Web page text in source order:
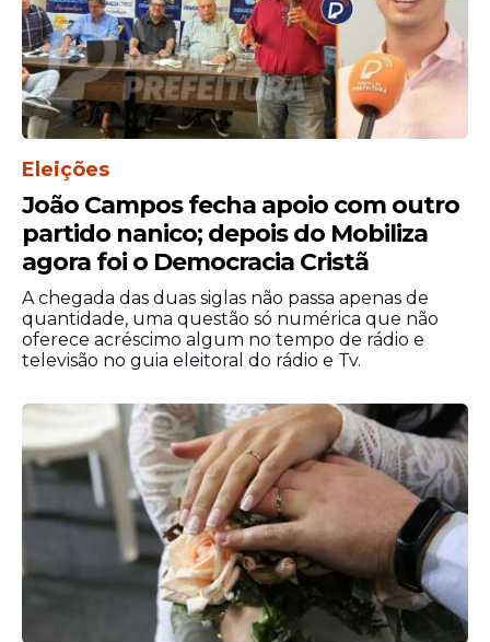
imediatas nas redes sociais. Entre
apoiadores do ex-presidente, a divulgação
foi celebrada como uma oportunidade de
revisitar momentos marcantes da política
nacional sob outra perspectiva.
Por outro lado, críticos da produção
utilizaram as plataformas digitais para
questionar tanto o conteúdo apresentado
na prévia quanto os valores investidos na
realização dofilme. Comentários com
diferentes posicionamentos rapidamente
ampliaram o alcance da publicação.
Eleições
João Campos fecha apoio com outro
partido nanico; depois do Mobiliza
agora foi o Democracia Cristã
A chegada das duas siglas não passa apenas de
quantidade, uma questão só numérica que não
oferece acréscimo algum no tempo de rádio e
televisão no guia eleitoral do rádio e Tv.